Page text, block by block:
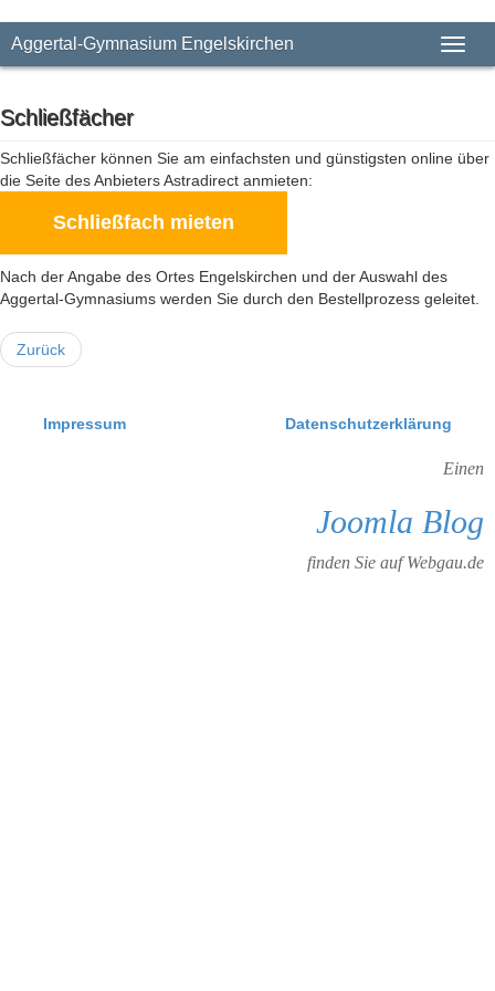
Aggertal-Gymnasium Engelskirchen
Schließfächer
Schließfächer können Sie am einfachsten und günstigsten online über
die Seite des Anbieters Astradirect anmieten:
Schließfach mieten
Nach der Angabe des Ortes Engelskirchen und der Auswahl des
Aggertal-Gymnasiums werden Sie durch den Bestellprozess geleitet.
Zurück
Impressum Datenschutzerklärung
Einen
Joomla Blog
finden Sie auf Webgau.de